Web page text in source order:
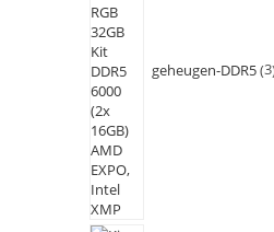
geheugen-DDR5 3